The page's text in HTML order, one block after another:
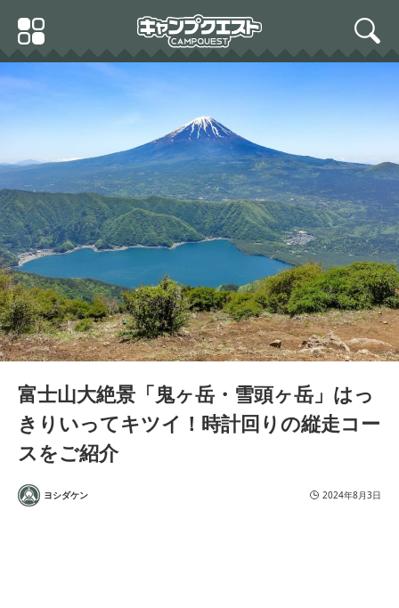
Primary
Menu
search
富士山大絶景「鬼ヶ岳・雪頭ヶ岳」はっ
きりいってキツイ！時計回りの縦走コー
スをご紹介
ヨシダケン 2024年8月3日